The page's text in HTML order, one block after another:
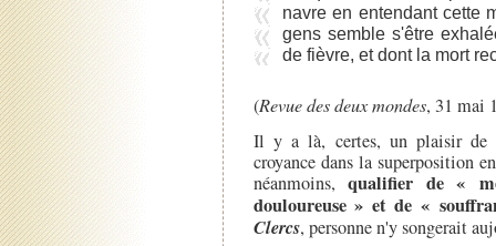
navre en entendant cette
gens semble s'être
de fièvre, et dont la mort
(Revue des deux mondes, 31 mai
Il y a là, certes, un plaisir de
croyance dans la superposition
néanmoins,qualifier de «
douloureuse » et de «
Clercs, personne n'y songerait